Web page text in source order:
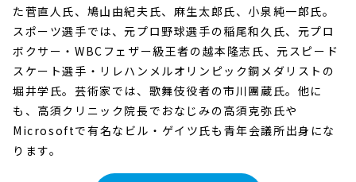
お問い合わせ
た菅直人氏、鳩山由紀夫氏、麻生太郎氏、小泉純一郎氏。
スポーツ選手では、元プロ野球選手の稲尾和久氏、元プロ
ボクサー・WBCフェザー級王者の越本隆志氏、元スピード
スケート選手・リレハンメルオリンピック銅メダリストの
堀井学氏。芸術家では、歌舞伎役者の市川團蔵氏。他に
も、高須クリニック院長でおなじみの高須克弥氏や
Microsoftで有名なビル・ゲイツ氏も青年会議所出身にな
ります。